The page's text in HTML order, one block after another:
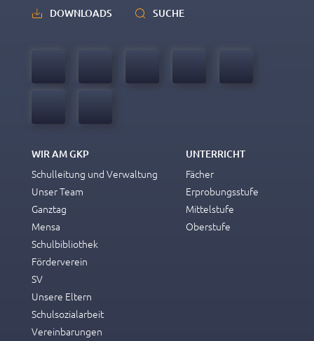
DOWNLOADS SUCHE
WIR AM GKP
Schulleitung und Verwaltung
Unser Team
Ganztag
Mensa
Schulbibliothek
Förderverein
SV
Unsere Eltern
Schulsozialarbeit
Vereinbarungen
UNTERRICHT
Fächer
Erprobungsstufe
Mittelstufe
Oberstufe